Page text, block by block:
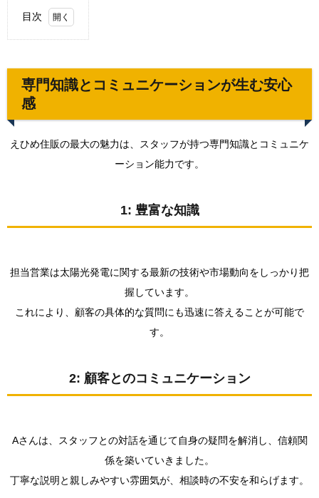
目次
1.
知識
とコ
ミュ
ニケ
ーシ
が生
とのコ
ョン
2.
不安
る丁
寧な
専門知識とコミュニケーションが生む安心
感
えひめ住販の最大の魅力は、スタッフが持つ専門知識とコミュニケ
ーション能力です。
1: 豊富な知識
担当営業は太陽光発電に関する最新の技術や市場動向をしっかり把
握しています。
これにより、顧客の具体的な質問にも迅速に答えることが可能で
す。
2: 顧客とのコミュニケーション
Aさんは、スタッフとの対話を通じて自身の疑問を解消し、信頼関
係を築いていきました。
丁寧な説明と親しみやすい雰囲気が、相談時の不安を和らげます。